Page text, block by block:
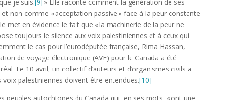
je suis.[9] » Elle raconte comment la génération de ses
non comme « acceptation passive » face à la peur constante
met en évidence le fait que « la machinerie de la peur ne
toujours le silence aux voix palestiniennes et à ceux qui
le cas pour l’eurodéputée française, Rima Hassan,
de voyage électronique (AVE) pour le Canada a été
Le 10 avril, un collectif d’auteurs et d’organismes civils a
palestiniennes doivent être entendues.[10]
peuples autochtones du Canada qui, en ses mots, « ont une